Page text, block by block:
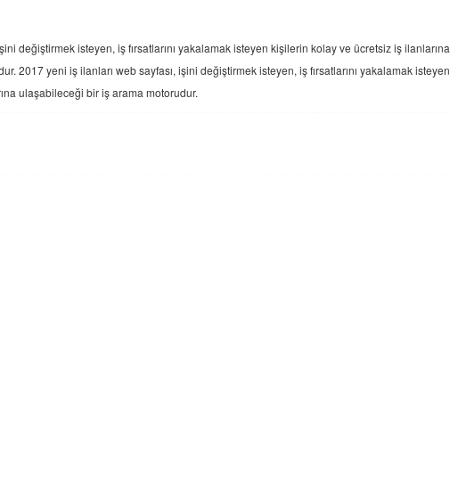
değiştirmek isteyen, iş fırsatlarını yakalamak isteyen kişilerin kolay ve ücretsiz iş ilanlarına
2017 yeni iş ilanları web sayfası, işini değiştirmek isteyen, iş fırsatlarını yakalamak isteyen
ulaşabileceği bir iş arama motorudur.